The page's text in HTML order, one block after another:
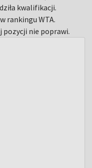
kwalifikacji.
rankingu WTA.
pozycji nie poprawi.